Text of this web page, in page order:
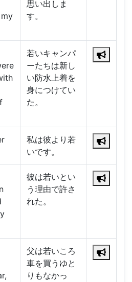
思い出しま
す。
若いキャンパ
ーたちは新し
い防水上着を
身につけてい
た。
私は彼より若
いです。
彼は若いとい
う理由で許さ
れた。
父は若いころ
車を買うゆと
りもなかっ